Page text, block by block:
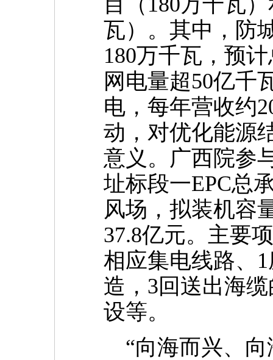
瓦）。其中，防
180万千瓦，预
网电量超50亿千
电，每年营收约
动，对优化能源
意义。 广西院参
址标段一EPC总
风场，拟装机容
37.8亿元。主要
相应集电线路、
造，3回送出海
设等。
“向海而兴、向